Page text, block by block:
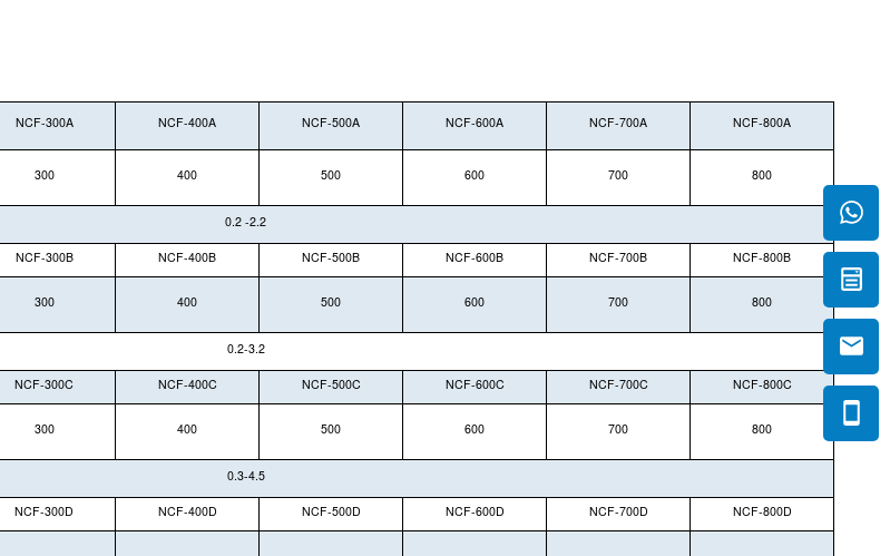
NCF-300A NCF-400A NCF-500A NCF-600A NCF-700A NCF-800A
300 400 500 600 700 800
0.2 -2.2
NCF-300B NCF-400B NCF-500B NCF-600B NCF-700B
NCF-800B
300 400 500 600 700 800
0.2-3.2
NCF-300C NCF-400C NCF-500C NCF-600C NCF-700C
NCF-800C
300 400 500 600 700 800
0.3-4.5
NCF-300D NCF-400D NCF-500D NCF-600D NCF-700D
NCF-800D